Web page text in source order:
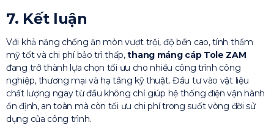
7. Kết luận
Với khả năng chống ăn mòn vượt trội, độ bền cao, tính thẩm
mỹ tốt và chi phí bảo trì thấp,thang máng cáp Tole ZAM
đang trở thành lựa chọn tối ưu cho nhiều công trình công
nghiệp, thương mại và hạ tầng kỹ thuật. Đầu tư vào vật liệu
chất lượng ngay từ đầu không chỉ giúp hệ thống điện vận hành
ổn định, an toàn mà còn tối ưu chi phí trong suốt vòng đời sử
dụng của công trình.